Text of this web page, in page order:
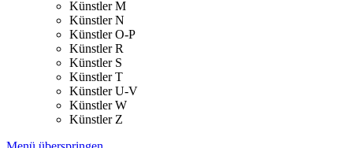
Künstler M
Künstler N
Künstler O-P
Künstler R
Künstler S
Künstler T
Künstler U-V
Künstler W
Künstler Z